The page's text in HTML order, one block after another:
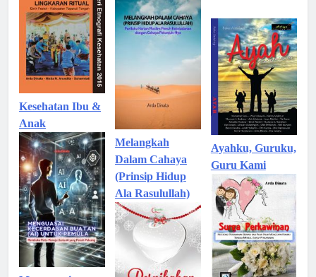
Kesehatan Ibu &
Anak
Melangkah
Dalam Cahaya
(Prinsip Hidup
Ala Rasulullah)
Ayahku, Guruku,
Guru Kami